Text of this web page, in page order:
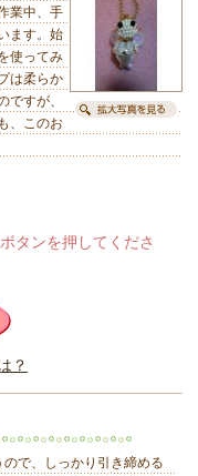
業中、手
ます。始
使ってみ
は柔らか
ですが、
、このお
タンを押してくださ
？
で、しっかり引き締める